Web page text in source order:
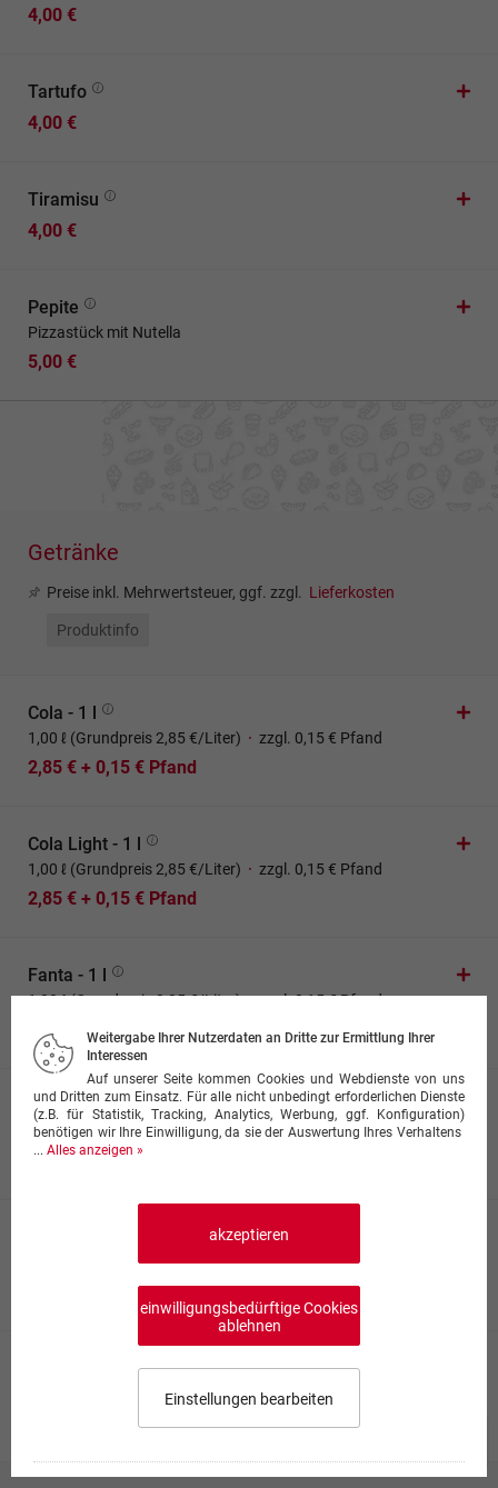
4,00 €
Tartufo
4,00 €
Tiramisu
4,00 €
Pepite
Pizzastück mit Nutella
5,00 €
Getränke
Preise inkl. Mehrwertsteuer, ggf. zzgl. Lieferkosten
Produktinfo
Cola - 1 l
1,00 ℓ (Grundpreis 2,85 €/Liter) · zzgl. 0,15 € Pfand
2,85 € + 0,15 € Pfand
Cola Light - 1 l
1,00 ℓ (Grundpreis 2,85 €/Liter) · zzgl. 0,15 € Pfand
2,85 € + 0,15 € Pfand
Fanta - 1 l
1,00 ℓ (Grundpreis 2,85 €/Liter)·zzgl. 0,15 € Pfand
2,85 € + 0,15 € Pfand
Mezzo Mix
1,00 ℓ (Grundpreis 2,85 €/Liter)·zzgl. 0,15 € Pfand
2,85 € + 0,15 € Pfand
1,00 ℓ (Grundpreis 2,85 €/Liter)·zzgl. 0,15 € Pfand
2,85 € + 0,15 € Pfand
0,33 ℓ (Grundpreis 5,30 €/Liter)·zzgl. 0,25 € Pfand
1,75 € + 0,25 € Pfand
Weitergabe Ihrer Nutzerdaten an Dritte zur Ermittlung Ihrer
Interessen
Auf unserer Seite kommen Cookies und Webdienste von uns
und Dritten zum Einsatz. Für alle nicht unbedingt erforderlichen Dienste
(z.B. für Statistik, Tracking, Analytics, Werbung, ggf. Konfiguration)
benötigen wir Ihre Einwilligung, da sie der Auswertung Ihres Verhaltens
... Alles anzeigen »
akzeptieren
einwilligungsbedürftige Cookies
ablehnen
Einstellungen bearbeiten